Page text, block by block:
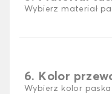
Wybierz materiał
6. Kolor
Wybierz kolor